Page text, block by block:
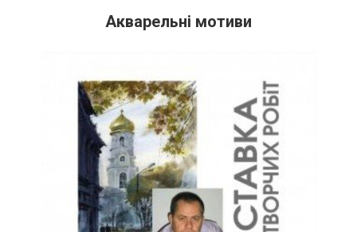
Акварельні мотиви